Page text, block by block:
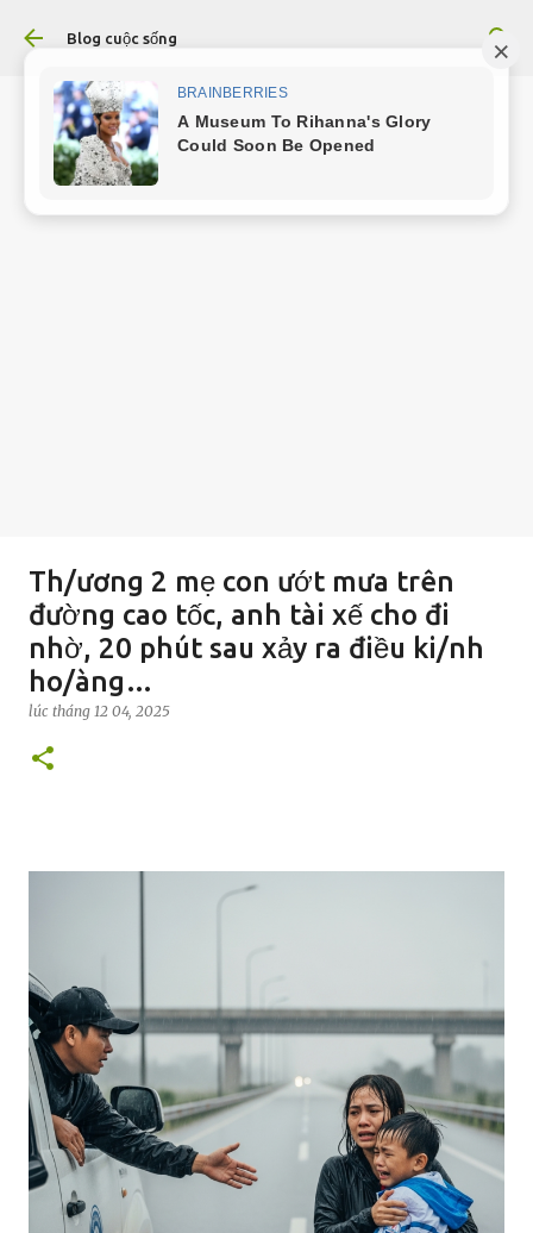
Chuyển đến nội dung chính
Blog cuộc sống
Th/ương 2 mẹ con ướt mưa trên
đường cao tốc, anh tài xế cho đi
nhờ, 20 phút sau xảy ra điều ki/nh
ho/àng…
lúc tháng 12 04, 2025